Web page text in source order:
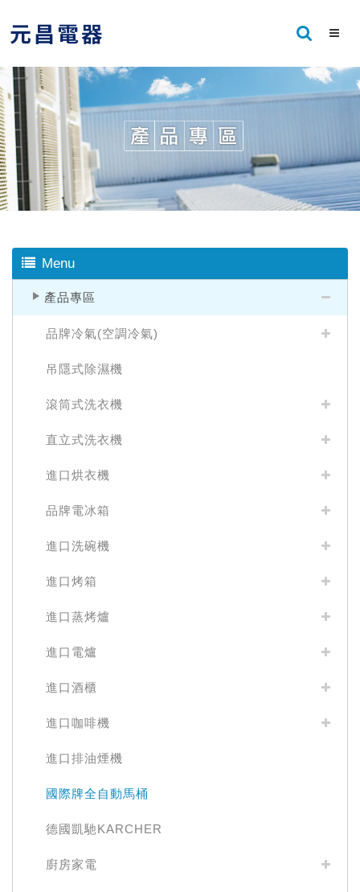
Menu
產品專區
品牌冷氣(空調冷氣)
吊隱式除濕機
滾筒式洗衣機
直立式洗衣機
進口烘衣機
品牌電冰箱
進口洗碗機
進口烤箱
進口蒸烤爐
進口電爐
進口酒櫃
進口咖啡機
進口排油煙機
國際牌全自動馬桶
德國凱馳KARCHER
廚房家電